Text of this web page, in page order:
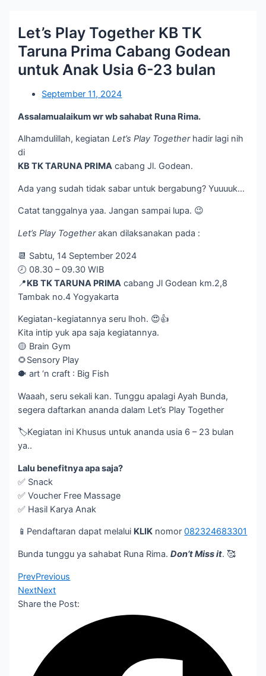
Let’s Play Together KB TK
Taruna Prima Cabang Godean
untuk Anak Usia 6-23 bulan
September 11, 2024
Assalamualaikum wr wb sahabat Runa Rima.
Alhamdulillah, kegiatanLet’s Play Togetherhadir lagi nih
di
KB TK TARUNA PRIMA cabang Jl. Godean.
Ada yang sudah tidak sabar untuk bergabung? Yuuuuk…
Catat tanggalnya yaa. Jangan sampai lupa. 😉
Let’s Play Togetherakan dilaksanakan pada :
📆 Sabtu, 14 September 2024
🕗 08.30 – 09.30 WIB
📍KB TK TARUNA PRIMA cabang Jl Godean km.2,8
Tambak no.4 Yogyakarta
Kegiatan-kegiatannya seru lhoh. 😍👍
Kita intip yuk apa saja kegiatannya.
🟡 Brain Gym
🌻Sensory Play
🐡 art ‘n craft : Big Fish
Waaah, seru sekali kan. Tunggu apalagi Ayah Bunda,
segera daftarkan ananda dalam Let’s Play Together
🏷️Kegiatan ini Khusus untuk ananda usia 6 – 23 bulan
ya..
Lalu benefitnya apa saja?
✅ Snack
✅ Voucher Free Massage
✅ Hasil Karya Anak
📱Pendaftaran dapat melalui KLIK nomor082324683301
Bunda tunggu ya sahabat Runa Rima.Don’t Miss it. 🥰
PrevPrevious
NextNext
Share the Post: